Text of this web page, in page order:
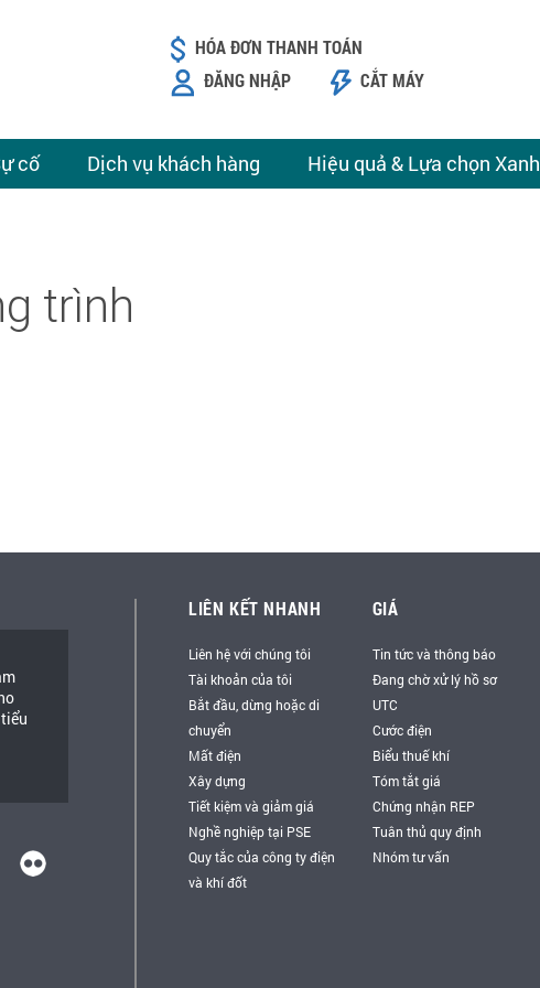
cố Dịch vụ khách hàng Hiệu quả & Lựa chọn Xanh
HÓA ĐƠN THANH TOÁN
ĐĂNG NHẬP
CẮT MÁY
trình
LIÊN KẾT NHANH
Liên hệ với chúng tôi
Tài khoản của tôi
Bắt đầu, dừng hoặc di
chuyển
Mất điện
Xây dựng
Tiết kiệm và giảm giá
Nghề nghiệp tại PSE
Quy tắc của công ty điện
và khí đốt
GIÁ
Tin tức và thông báo
Đang chờ xử lý hồ sơ
UTC
Cước điện
Biểu thuế khí
Tóm tắt giá
Chứng nhận REP
Tuân thủ quy định
Nhóm tư vấn